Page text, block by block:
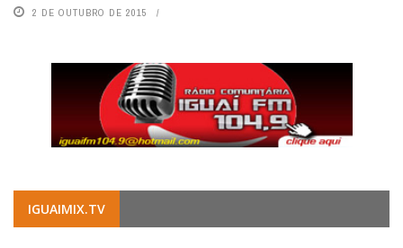
2 DE OUTUBRO DE 2015
IGUAIMIX.TV